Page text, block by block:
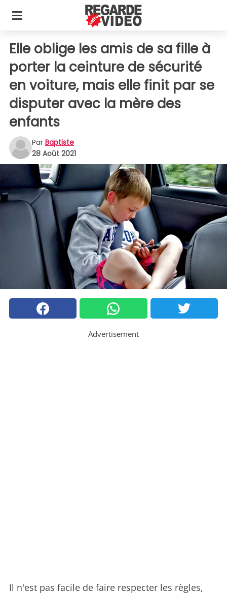
Elle oblige les amis de sa fille à
porter la ceinture de sécurité
en voiture, mais elle finit par se
disputer avec la mère des
enfants
Par Baptiste
28 Août 2021
Advertisement
Il n'est pas facile de faire respecter les règles,